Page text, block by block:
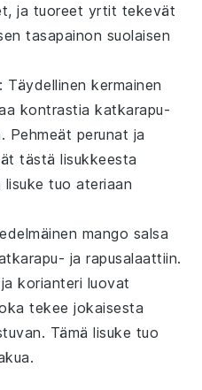
, ja tuoreet yrtit tekevät
tasapainon suolaisen
: Täydellinenkermainen
kontrastiakatkarapu-
Pehmeät perunat ja
tästä lisukkeesta
tuo ateriaan
mango salsa
ja rapusalaattiin.
jakorianteri luovat
tekee jokaisesta
Tämä lisuke tuo